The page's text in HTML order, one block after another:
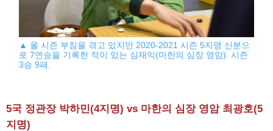
▲ 올 시즌 부침을 겪고 있지만 2020-2021 시즌 5지명 신분으
로 7연승을 기록한 적이 있는 심재익(마한의 심장 영암). 시즌
3승 9패.
5국 정관장 박하민(4지명) vs 마한의 심장 영암 최광호(5
지명)